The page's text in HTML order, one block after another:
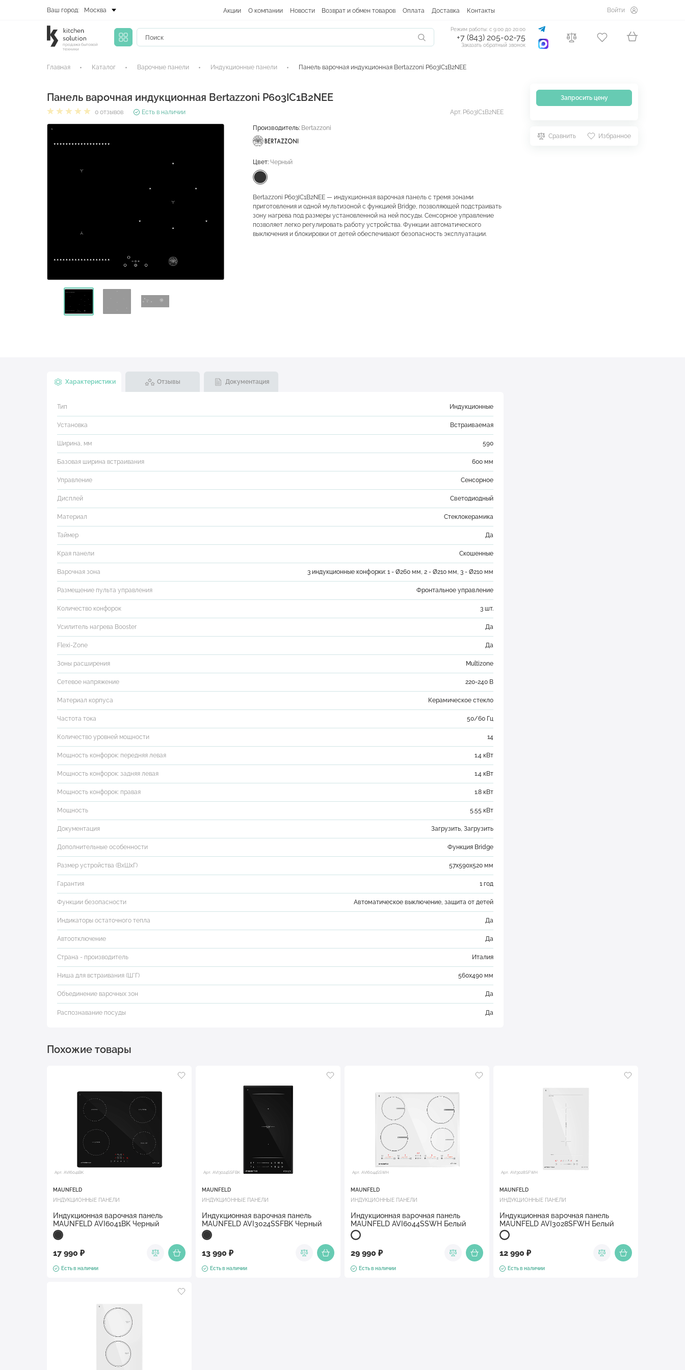
Ваш город: Москва Акции О компании Новости Возврат и обмен товаров Оплата Доставка Контакты Войти
продажа бытовой
техники
Режим работы: с 9:00 до 20:00
+7 (843) 205-02-75
Заказать обратный звонок
Главная Каталог Варочные панели Индукционные панели Панель варочная индукционная Bertazzoni P603IC1B2NEE
Панель варочная индукционная Bertazzoni P603IC1B2NEE
0 отзывов Есть в наличии Арт. P603IC1B2NEE
Запросить цену
Сравнить Избранное
Производитель: Bertazzoni
Цвет: Черный
Bertazzoni P603IC1B2NEE — индукционная варочная панель с тремя зонами
приготовления и одной мультизоной с функцией Bridge, позволяющей подстраивать
зону нагрева под размеры установленной на ней посуды. Сенсорное управление
позволяет легко регулировать работу устройства. Функции автоматического
выключения и блокировки от детей обеспечивают безопасность эксплуатации.
Характеристики Отзывы Документация
Тип Индукционные
Установка Встраиваемая
Ширина, мм 590
Базовая ширина встраивания 600 мм
Управление Сенсорное
Дисплей Светодиодный
Материал Стеклокерамика
Таймер Да
Края панели Скошенные
Варочная зона 3 индукционные конфорки: 1 - Ø260 мм, 2 - Ø210 мм, 3 - Ø210 мм
Размещение пульта управления Фронтальное управление
Количество конфорок 3 шт.
Усилитель нагрева Booster Да
Flexi-Zone Да
Зоны расширения Multizone
Сетевое напряжение 220-240 В
Материал корпуса Керамическое стекло
Частота тока 50/60 Гц
Количество уровней мощности 14
Мощность конфорок: передняя левая 1.4 кВт
Мощность конфорок: задняя левая 1.4 кВт
Мощность конфорок: правая 1.8 кВт
Мощность 5.55 кВт
Документация Загрузить, Загрузить
Дополнительные особенности Функция Bridge
Размер устройства (ВхШхГ) 57х590х520 мм
Гарантия 1 год
Функции безопасности Автоматическое выключение, защита от детей
Индикаторы остаточного тепла Да
Автоотключение Да
Страна - производитель Италия
Ниша для встраивания (Ш*Г) 560х490 мм
Объединение варочных зон Да
Распознавание посуды Да
Похожие товары
Арт. AVI6041BK
MAUNFELD
ИНДУКЦИОННЫЕ ПАНЕЛИ
Индукционная варочная панель
MAUNFELD AVI6041BK Черный
17 990 ₽
Есть в наличии
Арт. AVI3024SSFBK
MAUNFELD
ИНДУКЦИОННЫЕ ПАНЕЛИ
Индукционная варочная панель
MAUNFELD AVI3024SSFBK Черный
13 990 ₽
Есть в наличии
Арт. AVI6044SSWH
MAUNFELD
ИНДУКЦИОННЫЕ ПАНЕЛИ
Индукционная варочная панель
MAUNFELD AVI6044SSWH Белый
29 990 ₽
Есть в наличии
Арт. AVI3028SFWH
MAUNFELD
ИНДУКЦИОННЫЕ ПАНЕЛИ
Индукционная варочная панель
MAUNFELD AVI3028SFWH Белый
12 990 ₽
Есть в наличии